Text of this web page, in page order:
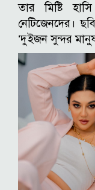
তার মিষ্টি
নেটিজেনদের।
‘দুইজন সুন্দর